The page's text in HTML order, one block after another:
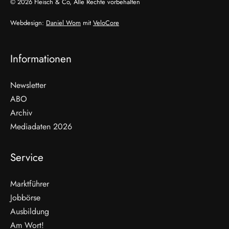
© 2026 Fleisch & Co, Alle Rechte vorbehalten
Webdesign: Daniel Wom mit VeloCore
Informationen
Newsletter
ABO
Archiv
Mediadaten 2026
Service
Marktführer
Jobbörse
Ausbildung
Am Wort!